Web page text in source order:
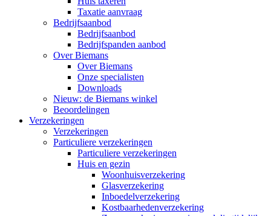
Taxatie aanvraag
Bedrijfsaanbod
Bedrijfsaanbod
Bedrijfspanden aanbod
Over Biemans
Over Biemans
Onze specialisten
Downloads
Nieuw: de Biemans winkel
Beoordelingen
Verzekeringen
Verzekeringen
Particuliere verzekeringen
Particuliere verzekeringen
Huis en gezin
Woonhuisverzekering
Glasverzekering
Inboedelverzekering
Kostbaarhedenverzekering